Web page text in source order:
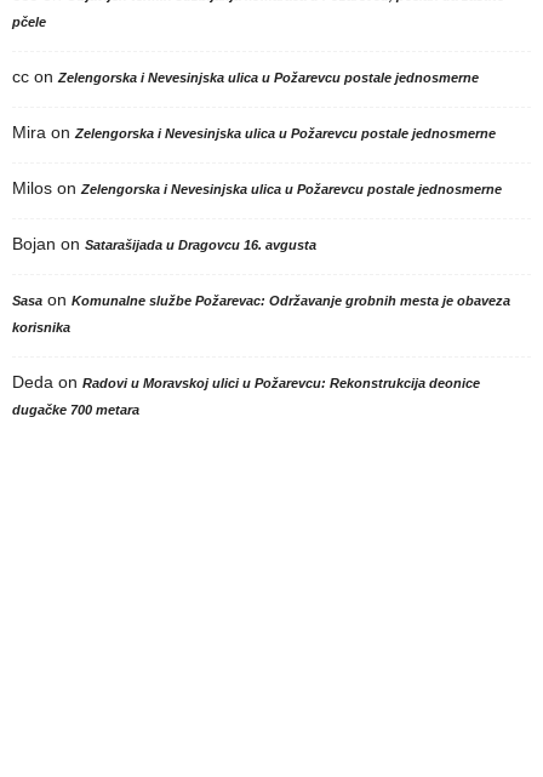
pčele
cc onZelengorska i Nevesinjska ulica u Požarevcu postale jednosmerne
Mira onZelengorska i Nevesinjska ulica u Požarevcu postale jednosmerne
Milos onZelengorska i Nevesinjska ulica u Požarevcu postale jednosmerne
Bojan on Satarašijada u Dragovcu 16. avgusta
Sasa on Komunalne službe Požarevac: Održavanje grobnih mesta je obaveza
korisnika
Deda on Radovi u Moravskoj ulici u Požarevcu: Rekonstrukcija deonice
dugačke 700 metara